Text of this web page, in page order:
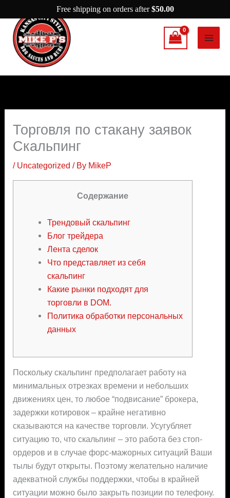
to
content
Торговля по стакану заявок
Скальпинг
/ Uncategorized / By MikeP
Содержание
Трендовый скальпинг
Блог трейдера
Лента сделок
Что представляет из себя
скальпинг
Какие рынки подходят для
торговли в DOM.
Политика обработки персональных
данных
Поскольку скальпинг предполагает работу на
минимальных отрезках времени и небольших
движениях цен, то любое “подвисание” брокера,
задержки котировок – крайне негативно
сказываются на качестве торговли. Усугубляет
ситуацию то, что скальпинг – это работа без стоп-
ордеров и в случае форс-мажорных ситуаций Ваши
тылы будут открыты. Поэтому желательно наличие
адекватной службы поддержки, чтобы в крайней
ситуации можно было закрыть позиции по телефону.
Free shipping on orders after$50.00